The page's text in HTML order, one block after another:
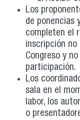
Los
de ponencias
completen el
inscripción no
Congreso y
participación.
Los
sala en el
labor, los
o